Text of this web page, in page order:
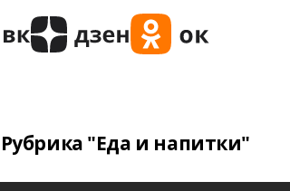
Рубрика "Еда и напитки"